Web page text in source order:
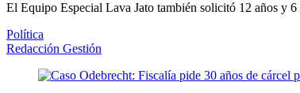
El Equipo Especial Lava Jato también solicitó 12 años y
Política
Redacción Gestión